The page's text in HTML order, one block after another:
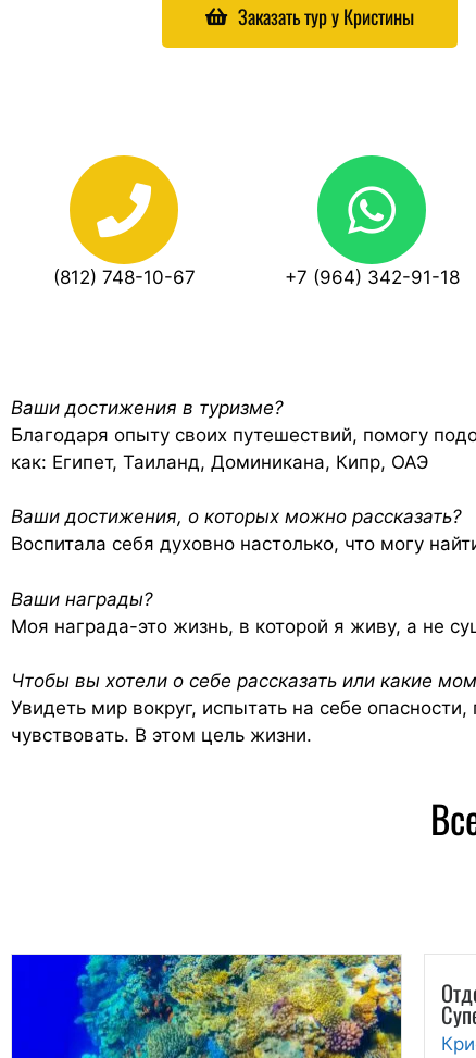
Заказать тур у Кристины
(812) 748-10-67 +7 (964) 342-91-18
Ваши достижения в туризме?
Благодаря опыту своих путешествий, помогу
как: Египет, Таиланд, Доминикана, Кипр, ОАЭ
Ваши достижения, о которых можно рассказать?
Воспитала себя духовно настолько, что могу
Ваши награды?
Моя награда-это жизнь, в которой я живу, а не
Чтобы вы хотели о себе рассказать или какие
Увидеть мир вокруг, испытать на себе
чувствовать. В этом цель жизни.